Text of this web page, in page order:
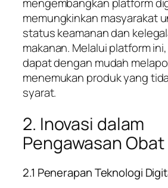
memungkinkan masyarakat
status keamanan dan
makanan. Melalui platform
dapat dengan mudah
menemukan produk yang
syarat.
2. Inovasi dalam
Pengawasan Obat
2.1 Penerapan Teknologi